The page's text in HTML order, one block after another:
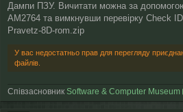
в
і
д
м
л
н
я
Дампи ПЗУ. Вичитати можна за
AM2764 та вимкнувши перевірку Check
Pravetz-8D-rom.zip
У вас недостатньо прав для перегляду
файлів.
Співзасновник Software & Computer Museum